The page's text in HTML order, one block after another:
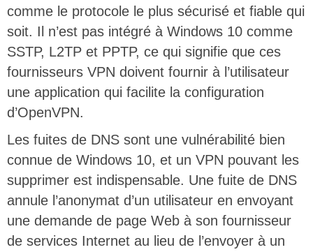
comme le protocole le plus sécurisé et fiable qui
soit. Il n’est pas intégré à Windows 10 comme
SSTP, L2TP et PPTP, ce qui signifie que ces
fournisseurs VPN doivent fournir à l’utilisateur
une application qui facilite la configuration
d’OpenVPN.
Les fuites de DNS sont une vulnérabilité bien
connue de Windows 10, et un VPN pouvant les
supprimer est indispensable. Une fuite de DNS
annule l’anonymat d’un utilisateur en envoyant
une demande de page Web à son fournisseur
de services Internet au lieu de l’envoyer à un